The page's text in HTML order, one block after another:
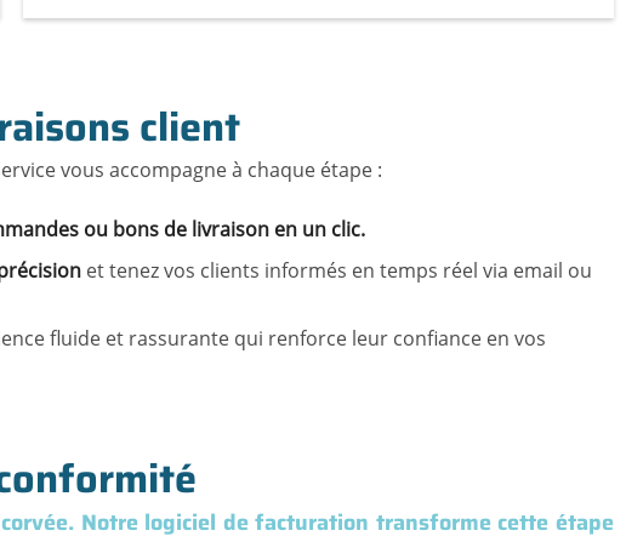
client
vous accompagne à chaque étape :
ou bons de livraison en un clic.
et tenez vos clients informés en temps réel via email ou
fluide et rassurante qui renforce leur confiance en vos
Notre logiciel de facturation transforme cette étape